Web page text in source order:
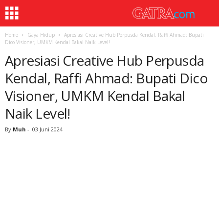
Home Gaya Hidup
Apresiasi Creative Hub Perpusda Kendal, Raffi Ahmad: Bupati
Dico Visioner, UMKM Kendal Bakal Naik Level!
Apresiasi Creative Hub Perpusda
Kendal, Raffi Ahmad: Bupati Dico
Visioner, UMKM Kendal Bakal
Naik Level!
By Muh - 03 Juni 2024